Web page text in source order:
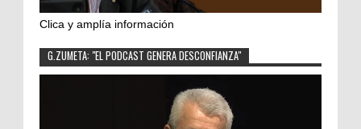
Clica y amplía información
G.ZUMETA: "EL PODCAST GENERA DESCONFIANZA"